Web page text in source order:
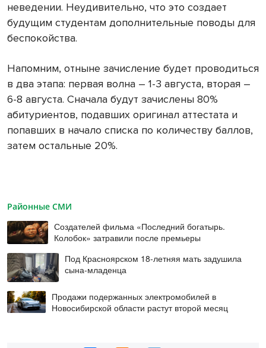
неведении. Неудивительно, что это создает
будущим студентам дополнительные поводы для
беспокойства.
Напомним, отныне зачисление будет проводиться
в два этапа: первая волна – 1-3 августа, вторая –
6-8 августа. Сначала будут зачислены 80%
абитуриентов, подавших оригинал аттестата и
попавших в начало списка по количеству баллов,
затем остальные 20%.
Районные СМИ
Создателей фильма «Последний богатырь.
Колобок» затравили после премьеры
Под Красноярском 18-летняя мать задушила
сына-младенца
Продажи подержанных электромобилей в
Новосибирской области растут второй месяц